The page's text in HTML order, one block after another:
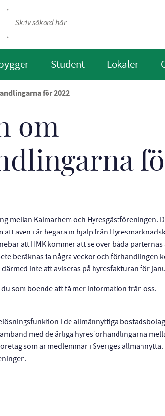
Student Lokaler
för 2022
om
mellan Kalmarhem och Hyresgästföreningen.
även i år begära in hjälp från
att HMK kommer att se över båda
beräknas ta några veckor och förhandlingen
inte att aviseras på hyresfakturan för
som boende att få mer information från oss.
i de allmännyttiga
med de årliga hyresförhandlingarna
som är medlemmar i Sveriges allmännytta.